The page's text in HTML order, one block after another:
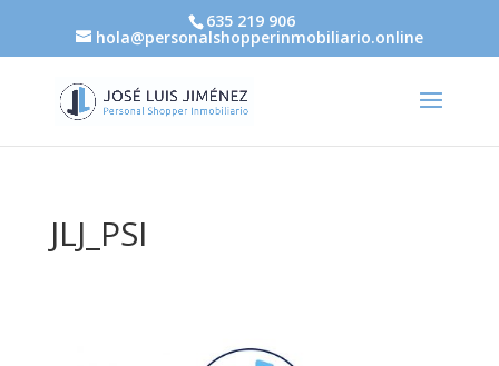
635 219 906
hola@personalshopperinmobiliario.online
JLJ_PSI